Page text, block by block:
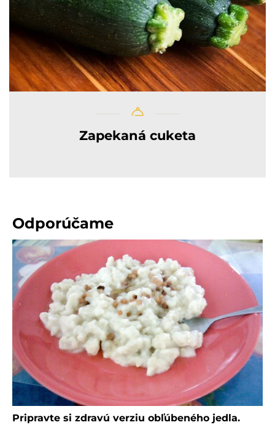
Zapekaná cuketa
Odporúčame
Pripravte si zdravú verziu obľúbeného jedla.